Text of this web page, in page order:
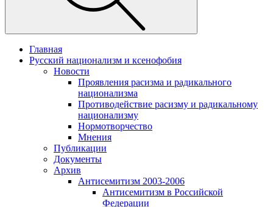
Главная
Русский национализм и ксенофобия
Новости
Проявления расизма и радикального
национализма
Противодействие расизму и радикальному
национализму
Нормотворчество
Мнения
Публикации
Документы
Архив
Антисемитизм 2003-2006
Антисемитизм в Российской
Федерации